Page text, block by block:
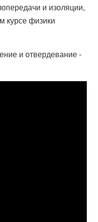
и изоляции,
курсе физики
и отвердевание -